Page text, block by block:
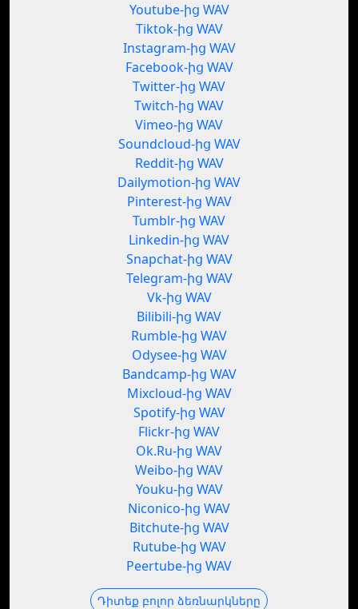
Youtube-ից WAV
Tiktok-ից WAV
Instagram-ից WAV
Facebook-ից WAV
Twitter-ից WAV
Twitch-ից WAV
Vimeo-ից WAV
Soundcloud-ից WAV
Reddit-ից WAV
Dailymotion-ից WAV
Pinterest-ից WAV
Tumblr-ից WAV
Linkedin-ից WAV
Snapchat-ից WAV
Telegram-ից WAV
Vk-ից WAV
Bilibili-ից WAV
Rumble-ից WAV
Odysee-ից WAV
Bandcamp-ից WAV
Mixcloud-ից WAV
Spotify-ից WAV
Flickr-ից WAV
Ok.Ru-ից WAV
Weibo-ից WAV
Youku-ից WAV
Niconico-ից WAV
Bitchute-ից WAV
Rutube-ից WAV
Peertube-ից WAV
Դիտեք բոլոր ձեռնարկները